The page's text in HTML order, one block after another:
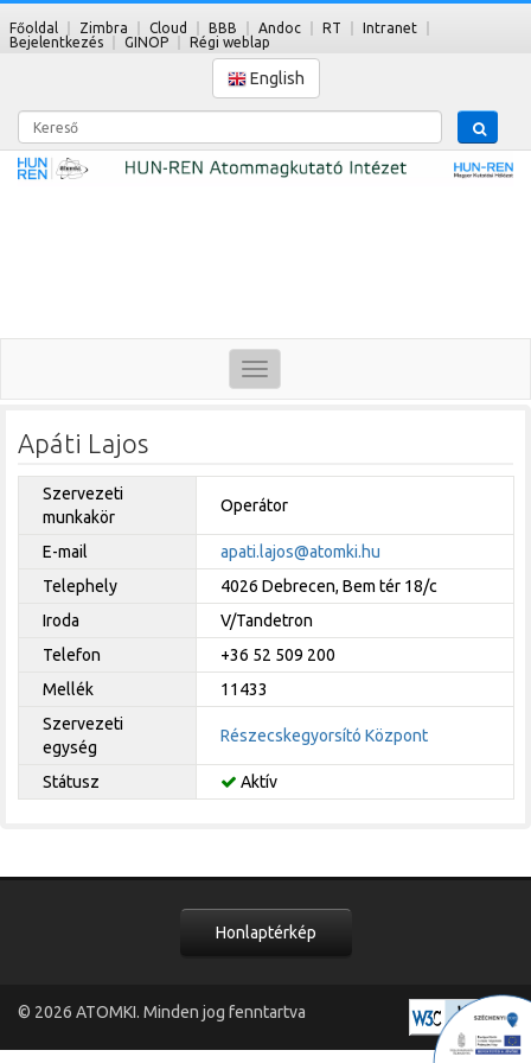
Főoldal Zimbra Cloud BBB Andoc RT
Intranet
Bejelentkezés
GINOP Régi weblap
English
Kereső
Toggle
navigation
Apáti Lajos
Szervezeti
munkakör
Operátor
E-mail
apati.lajos@atomki.hu
Telephely
4026 Debrecen, Bem tér 18/c
Iroda
V/Tandetron
Telefon
+36 52 509 200
Mellék
11433
Szervezeti
egység
Részecskegyorsító Központ
Státusz Aktív
Honlaptérkép
© 2026 ATOMKI. Minden jog fenntartva